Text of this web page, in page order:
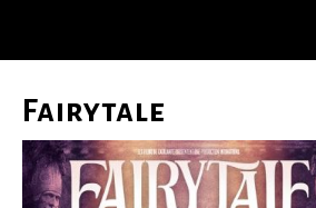
contentFairytale